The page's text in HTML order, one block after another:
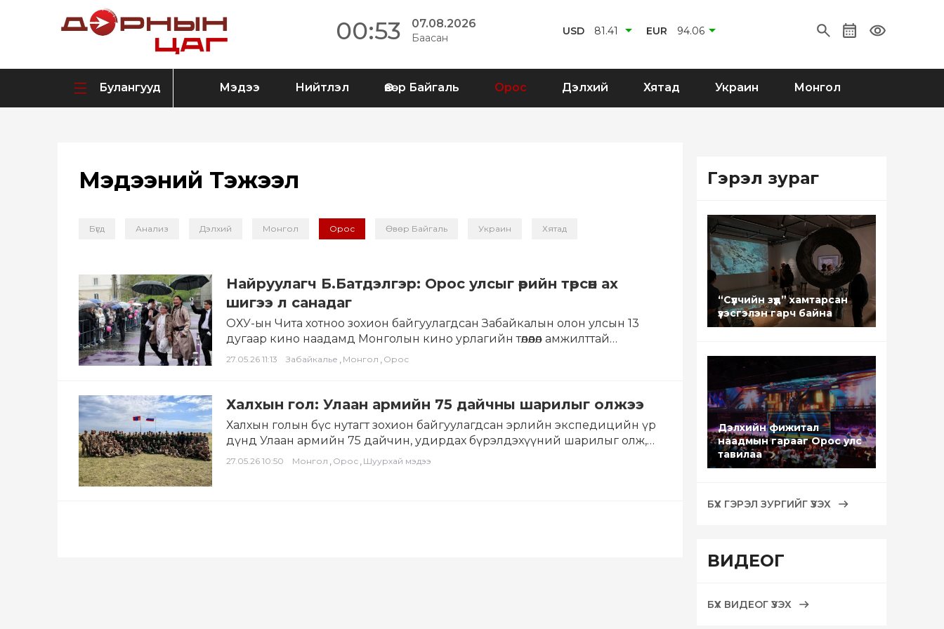
00:53 07.08.2026
Баасан
USD 81.41 EUR 94.06
Булангууд Мэдээ Нийтлэл Өвөр Байгаль Орос Дэлхий Хятад Украин Монгол
Мэдээний Тэжээл
Бүгд Анализ Дэлхий Монгол Орос Өвөр Байгаль Украин Хятад
Найруулагч Б.Батдэлгэр: Орос улсыг өөрийн төрсөн ах
шигээ л санадаг
ОХУ-ын Чита хотноо зохион байгуулагдсан Забайкалын олон улсын 13
дугаар кино наадамд Монголын кино урлагийн төлөөлөл амжилттай
оролцоод ирлээ….
27.05.26 11:13 Забайкалье , Монгол , Орос
Халхын гол: Улаан армийн 75 дайчны шарилыг олжээ
Халхын голын бүс нутагт зохион байгуулагдсан эрлийн экспедицийн үр
дүнд Улаан армийн 75 дайчин, удирдах бүрэлдэхүүний шарилыг олж,
илрүүлсэн…
27.05.26 10:50 Монгол , Орос , Шуурхай мэдээ
Гэрэл зураг
“Сүүлчийн зүүд” хамтарсан
үзэсгэлэн гарч байна
Дэлхийн фижитал
наадмын гарааг Орос улс
тавилаа
БҮХ ГЭРЭЛ ЗУРГИЙГ ҮЗЭХ
ВИДЕОГ
БҮХ ВИДЕОГ ҮЗЭХ